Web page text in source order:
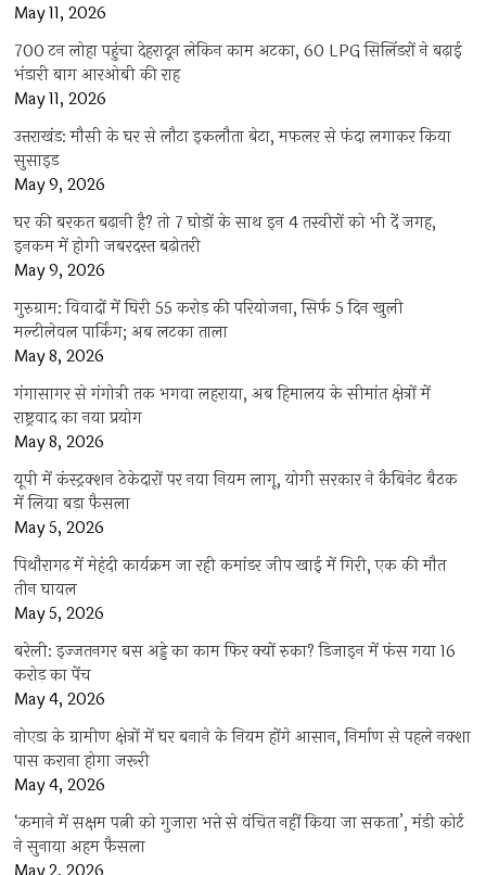
May 11, 2026
700 टन लोहा पहुंचा देहरादून लेकिन काम अटका, 60 LPG सिलिंडरों ने बढ़ाई
भंडारी बाग आरओबी की राह
May 11, 2026
उत्तराखंड: मौसी के घर से लौटा इकलौता बेटा, मफलर से फंदा लगाकर किया
सुसाइड
May 9, 2026
घर की बरकत बढ़ानी है? तो 7 घोड़ों के साथ इन 4 तस्वीरों को भी दें जगह,
इनकम में होगी जबरदस्त बढ़ोतरी
May 9, 2026
गुरुग्राम: विवादों में घिरी 55 करोड़ की परियोजना, सिर्फ 5 दिन खुली
मल्टीलेवल पार्किंग; अब लटका ताला
May 8, 2026
गंगासागर से गंगोत्री तक भगवा लहराया, अब हिमालय के सीमांत क्षेत्रों में
राष्ट्रवाद का नया प्रयोग
May 8, 2026
यूपी में कंस्ट्रक्शन ठेकेदारों पर नया नियम लागू, योगी सरकार ने कैबिनेट बैठक
में लिया बड़ा फैसला
May 5, 2026
पिथौरागढ़ में मेहंदी कार्यक्रम जा रही कमांडर जीप खाई में गिरी, एक की मौत
तीन घायल
May 5, 2026
बरेली: इज्जतनगर बस अड्डे का काम फिर क्यों रुका? डिजाइन में फंस गया 16
करोड़ का पेंच
May 4, 2026
नोएडा के ग्रामीण क्षेत्रों में घर बनाने के नियम होंगे आसान, निर्माण से पहले नक्शा
पास कराना होगा जरूरी
May 4, 2026
‘कमाने में सक्षम पत्नी को गुजारा भत्ते से वंचित नहीं किया जा सकता’, मंडी कोर्ट
ने सुनाया अहम फैसला